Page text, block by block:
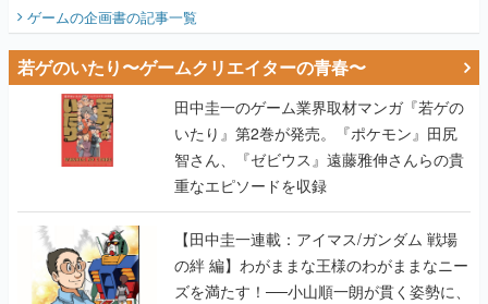
ビュー】
ゲームの企画書の記事一覧
若ゲのいたり〜ゲームクリエイターの青春〜
田中圭一のゲーム業界取材マンガ『若ゲの
いたり』第2巻が発売。『ポケモン』田尻
智さん、『ゼビウス』遠藤雅伸さんらの貴
重なエピソードを収録
【田中圭一連載：アイマス/ガンダム 戦場
の絆 編】わがままな王様のわがままなニー
ズを満たす！──小山順一朗が貫く姿勢に、